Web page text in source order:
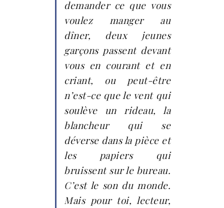
demander ce que vous
voulez manger au
dîner, deux jeunes
garçons passent devant
vous en courant et en
criant, ou peut-être
n’est-ce que le vent qui
soulève un rideau, la
blancheur qui se
déverse dans la pièce et
les papiers qui
bruissent sur le bureau.
C’est le son du monde.
Mais pour toi, lecteur,